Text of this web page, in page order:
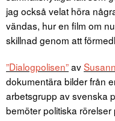
jag också velat höra
vändas, hur en film om
skillnad genom att
”Dialogpolisen”av
dokumentära bilder från
arbetsgrupp av svenska
bemöter politiska rörelser